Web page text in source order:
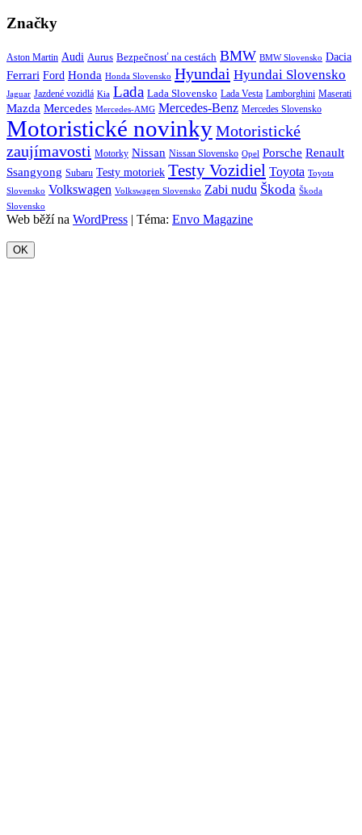
Značky
Aston Martin Audi Aurus Bezpečnosť na cestách BMW BMW Slovensko Dacia
Ferrari Ford Honda Honda Slovensko Hyundai Hyundai Slovensko
Jaguar Jazdené vozidlá Kia Lada Lada Slovensko Lada Vesta Lamborghini Maserati
Mazda Mercedes Mercedes-AMG Mercedes-Benz Mercedes Slovensko
Motoristické novinkyMotoristické
zaujímavosti Motorky Nissan Nissan Slovensko Opel Porsche Renault
Ssangyong Subaru Testy motoriek Testy Vozidiel Toyota Toyota
Slovensko Volkswagen Volkswagen Slovensko Zabi nudu Škoda Škoda
Slovensko
Web běží na WordPress | Téma: Envo Magazine
OK